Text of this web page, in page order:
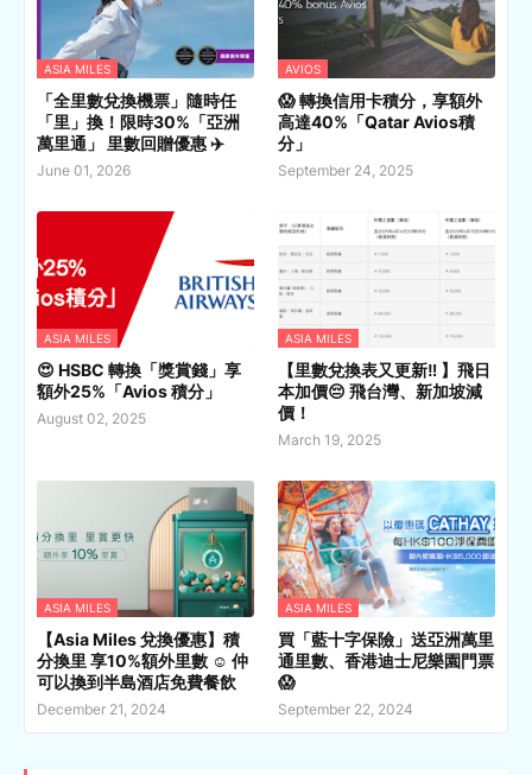
ASIA MILES
「全里數兌換機票」隨時任
「里」換！限時30%「亞洲
萬里通」 里數回贈優惠 ✈️
June 01, 2026
AVIOS
😱 轉換信用卡積分，享額外
高達40%「Qatar Avios積
分」
September 24, 2025
ASIA MILES
😍 HSBC 轉換「獎賞錢」享
額外25%「Avios 積分」
August 02, 2025
ASIA MILES
【里數兌換表又更新‼️ 】飛日
本加價😔 飛台灣、新加坡減
價！
March 19, 2025
ASIA MILES
【Asia Miles 兌換優惠】積
分換里 享10%額外里數 ☺️ 仲
可以換到半島酒店免費餐飲
December 21, 2024
ASIA MILES
買「藍十字保險」送亞洲萬里
通里數、香港迪士尼樂園門票
😱
September 22, 2024